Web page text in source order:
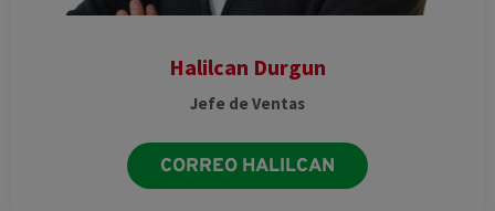
Halilcan Durgun
Jefe de Ventas
CORREO HALILCAN